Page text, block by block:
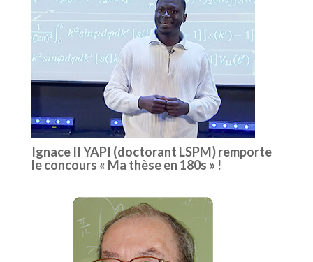
Ignace II YAPI (doctorant LSPM) remporte
le concours « Ma thèse en 180s » !